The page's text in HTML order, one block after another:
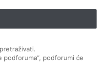
podforuma”, podforumi će